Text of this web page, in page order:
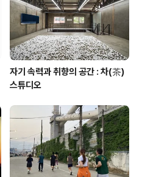
자기 속력과 취향의 공간 : 차(茶)
스튜디오